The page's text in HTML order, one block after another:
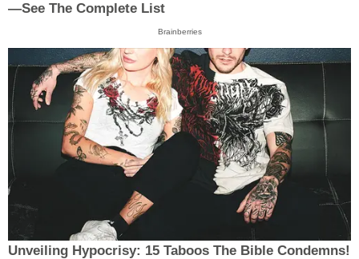
—See The Complete List
Brainberries
Unveiling Hypocrisy: 15 Taboos The Bible Condemns!